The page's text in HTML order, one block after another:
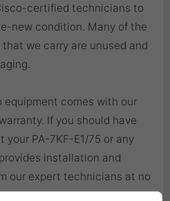
certified technicians to
new condition. Many of the
we carry are unused and
equipment comes with our
If you should have
PA-7KF-E1/75 or any
installation and
our expert technicians at no